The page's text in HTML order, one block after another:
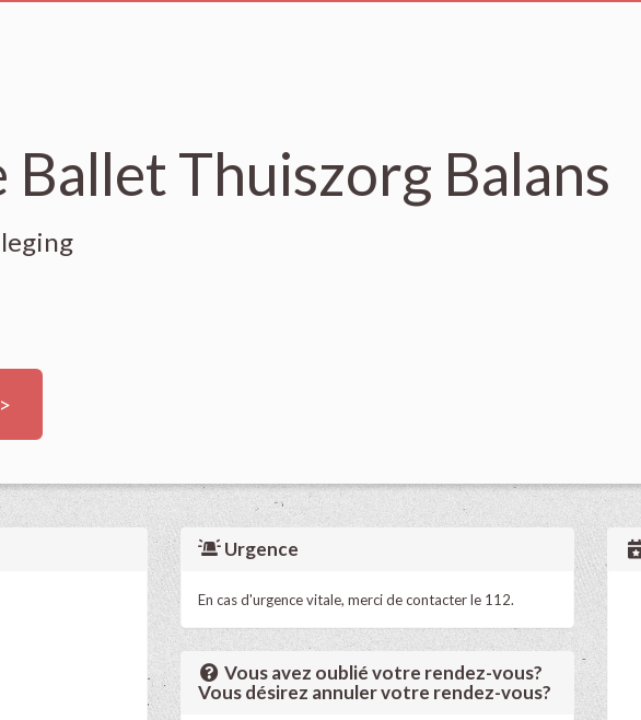
Ballet Thuiszorg Balans
Urgence
En cas d'urgence vitale, merci de contacter le 112.
Vous avez oublié votre rendez-vous?
Vous désirez annuler votre rendez-vous?